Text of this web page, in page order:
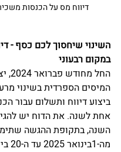
דיווח מס על הכנסות
השינוי שיחסוך לכם כסף -
במקום רבעוני
החל
המיסים הספרדית בשינוי
ביצוע דיווח ותשלום עבור
אחת לשנה. את הדוח יש
מה-1בינואר 2025 עד ה-20 בינואר 2025.